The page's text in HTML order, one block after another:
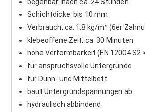
Schichtdicke: bis 10 mm
Verbrauch: ca. 1,8 kg/m² (6er
klebeoffene Zeit: ca. 30 Minuten
hohe Verformbarkeit (EN 12004 S2
für anspruchsvolle Untergründe
für Dünn- und Mittelbett
baut Untergrundspannungen ab
hydraulisch abbindend